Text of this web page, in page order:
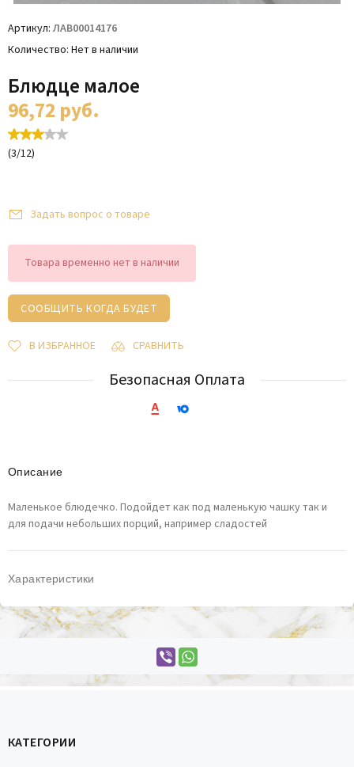
Артикул ЛАВ00014176
Количество Нет в наличии
Блюдце малое
96,72 руб.
(3/12)
Задать вопрос о товаре
Товара временно нет в наличии
СООБЩИТЬ КОГДА БУДЕТ
В ИЗБРАННОЕ СРАВНИТЬ
Безопасная Оплата
Описание
Маленькое блюдечко. Подойдет как под маленькую чашку так и
для подачи небольших порций, например сладостей
Характеристики
КАТЕГОРИИ